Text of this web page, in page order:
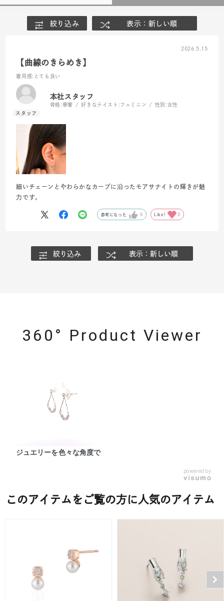
絞り込み 表示：新しい順
2026.5.15
【曲線のきらめき】
着用感:とても良い
本社スタッフ
骨格: 華奢 好きなテイスト: フェミニン 性別: 女性
細いチェーンとやわらかなカーブに沿ったモアサナイトの輝きが魅
力です。
参考になった 0 Like! 0
絞り込み 表示：新しい順
360° Product Viewer
ジュエリーを色々な角度で
powered by
このアイテムをご覧の方に人気のアイテム